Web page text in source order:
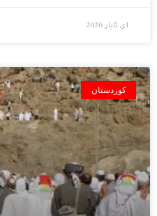
1ی ئایار 2026
کوردستان